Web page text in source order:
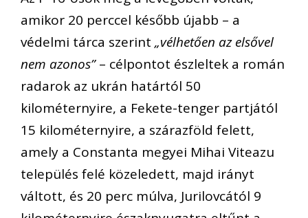
amikor 20 perccel később újabb – a
védelmi tárca szerint „vélhetően az elsővel
nem azonos”– célpontot észleltek a román
radarok az ukrán határtól 50
kilométernyire, a Fekete-tenger partjától
15 kilométernyire, a szárazföld felett,
amely a Constanta megyei Mihai Viteazu
település felé közeledett, majd irányt
váltott, és 20 perc múlva, Jurilovcától 9